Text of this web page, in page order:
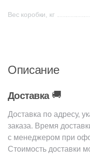
120x33 (126
Поверхность
Натуральная (517
Глазурованная матовая
Вес коробки, кг
Описание
Доставка 🚚
Доставка по адресу,
заказа. Время
с менеджером при
Стоимость доставки